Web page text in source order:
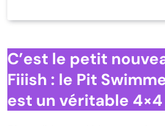
C’est le petit
Fiiish : le Pit
est un véritable 4×4